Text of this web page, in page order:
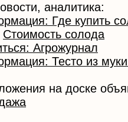
аналитика:
Где купить
Стоимость солода
Агрожурнал
Тесто из
на доске